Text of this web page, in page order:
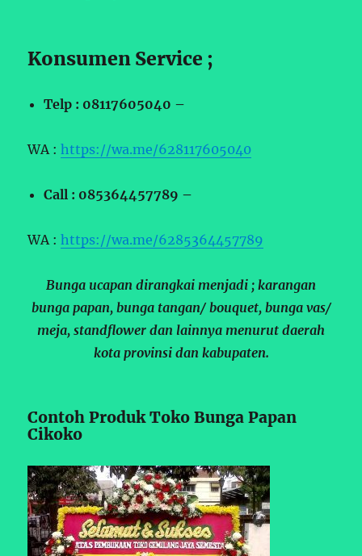
Konsumen Service ;
Telp : 08117605040 –
WA :https://wa.me/628117605040
Call : 085364457789 –
WA :https://wa.me/6285364457789
Bunga ucapan dirangkai menjadi ; karangan
bunga papan, bunga tangan/ bouquet, bunga vas/
meja, standflower dan lainnya menurut daerah
kota provinsi dan kabupaten.
Contoh Produk Toko Bunga Papan
Cikoko